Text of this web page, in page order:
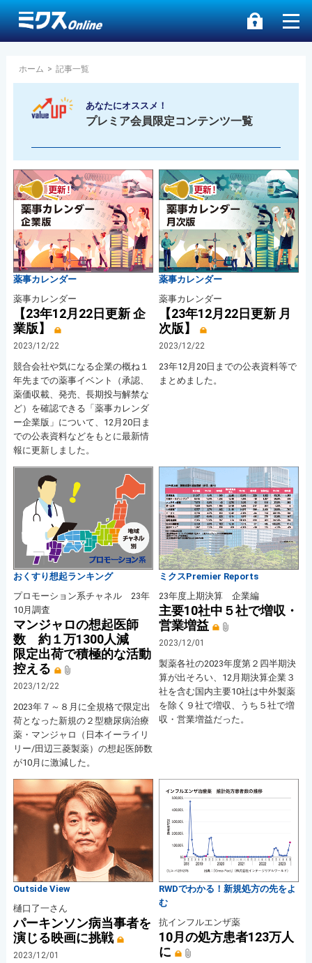
ホーム > 記事一覧
あなたにオススメ！
プレミア会員限定コンテンツ一覧
薬事カレンダー
薬事カレンダー
【23年12月22日更新 企
業版】
2023/12/22
競合会社や気になる企業の概ね１
年先までの薬事イベント（承認、
薬価収載、発売、長期投与解禁な
ど）を確認できる「薬事カレンダ
ー企業版」について、12月20日ま
での公表資料などをもとに最新情
報に更新しました。
薬事カレンダー
薬事カレンダー
【23年12月22日更新 月
次版】
2023/12/22
23年12月20日までの公表資料等で
まとめました。
おくすり想起ランキング
プロモーション系チャネル 23年
10月調査
マンジャロの想起医師
数 約１万1300人減
限定出荷で積極的な活動
控える
2023/12/22
2023年７～８月に全規格で限定出
荷となった新規の２型糖尿病治療
薬・マンジャロ（日本イーライリ
リー/田辺三菱製薬）の想起医師数
が10月に激減した。
ミクスPremier Reports
23年度上期決算 企業編
主要10社中５社で増収・
営業増益
2023/12/01
製薬各社の2023年度第２四半期決
算が出そろい、12月期決算企業３
社を含む国内主要10社は中外製薬
を除く９社で増収、うち５社で増
収・営業増益だった。
Outside View
樋口了一さん
パーキンソン病当事者を
演じる映画に挑戦
2023/12/01
RWDでわかる！新規処方の先をよ
む
抗インフルエンザ薬
10月の処方患者123万人
に